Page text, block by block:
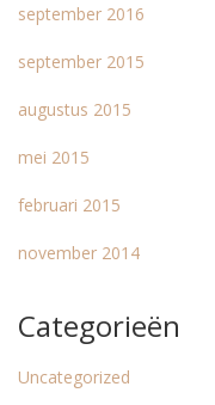
september 2016
september 2015
augustus 2015
mei 2015
februari 2015
november 2014
Categorieën
Uncategorized